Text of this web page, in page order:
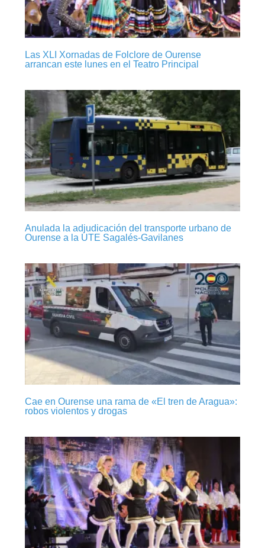
Las XLI Xornadas de Folclore de Ourense
arrancan este lunes en el Teatro Principal
Anulada la adjudicación del transporte urbano de
Ourense a la UTE Sagalés-Gavilanes
Cae en Ourense una rama de «El tren de Aragua»:
robos violentos y drogas